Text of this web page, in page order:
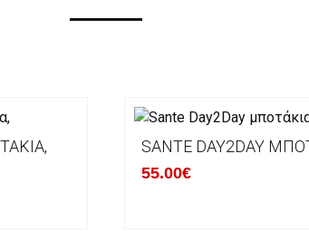
SANTE DAY2DAY
55.00€